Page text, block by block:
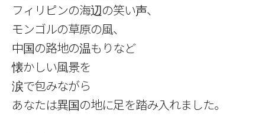
フィリピンの海辺の笑い声、
モンゴルの草原の風、
中国の路地の温もりなど
懐かしい風景を
涙で包みながら
あなたは異国の地に足を踏み入れました。